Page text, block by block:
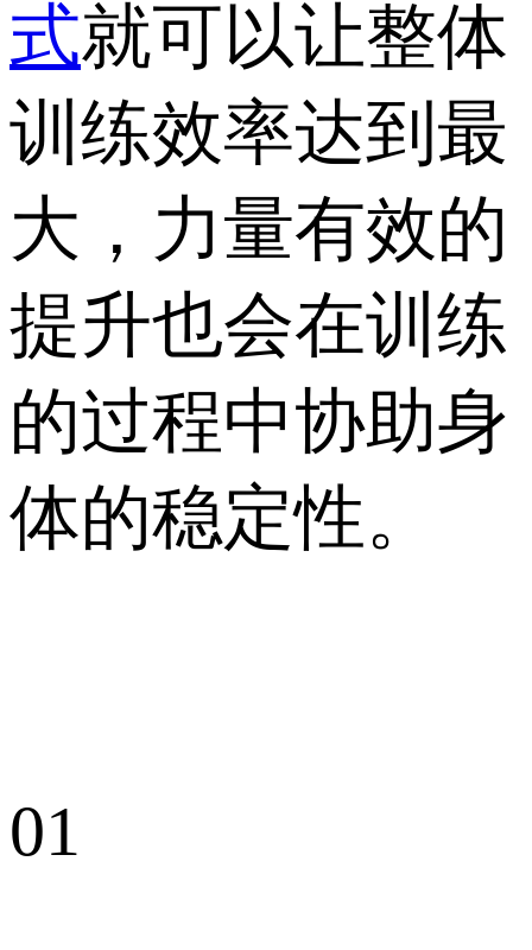
式就可以让整体
训练效率达到最
大，力量有效的
提升也会在训练
的过程中协助身
体的稳定性。
01